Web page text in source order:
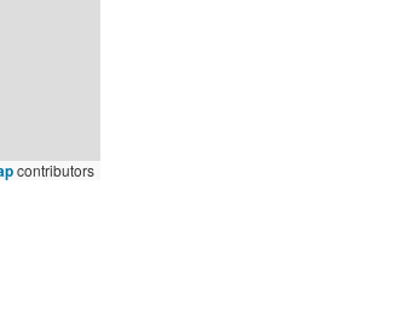
contributors